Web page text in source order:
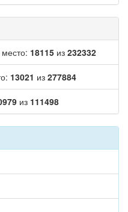
место: 18115 из 232332
13021 из 277884
из 111498